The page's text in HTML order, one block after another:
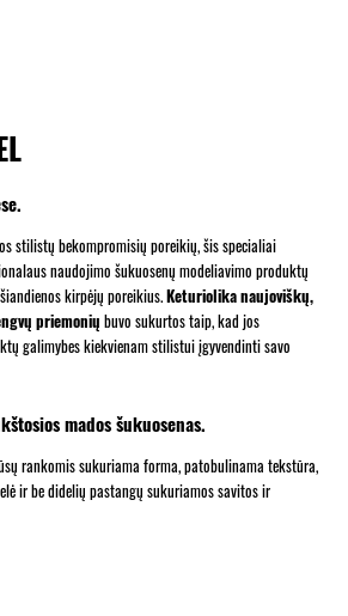
stilistų bekompromisių poreikių, šis specialiai
naudojimo šukuosenų modeliavimo produktų
kirpėjų poreikius.Keturiolika naujoviškų,
priemonių buvo sukurtos taip, kad jos
galimybes kiekvienam stilistui įgyvendinti savo
mados šukuosenas.
rankomis sukuriama forma, patobulinama tekstūra,
ir be didelių pastangų sukuriamos savitos ir